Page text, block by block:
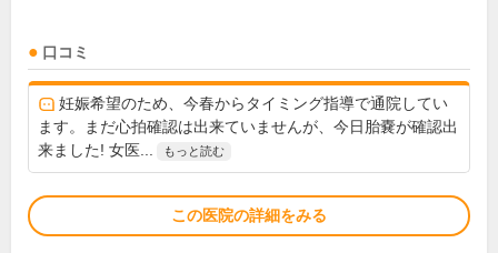
口コミ
妊娠希望のため、今春からタイミング指導で通院してい
ます。まだ心拍確認は出来ていませんが、今日胎嚢が確認出
来ました! 女医...
もっと読む
この医院の詳細をみる